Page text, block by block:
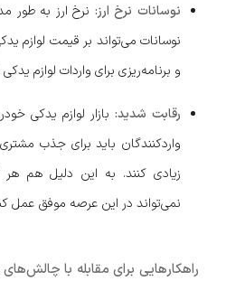
نوسانات نرخ ارز: نرخ ارز به طور
نوسانات می‌تواند بر قیمت لوازم
و برنامه‌ریزی برای واردات لوازم
رقابت شدید: بازار لوازم یدکی
واردکنندگان باید برای جذب
زیادی کنند. به این دلیل هم
نمی‌تواند در این عرصه موفق عمل
راهکارهایی برای مقابله با